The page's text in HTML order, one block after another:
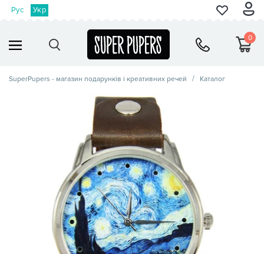
Рус Укр
0
SuperPupers - магазин подарунків і креативних речей Каталог